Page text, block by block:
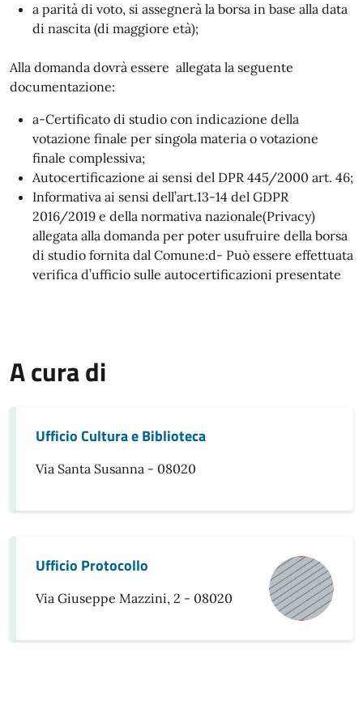
a parità di voto, si assegnerà la borsa in base alla data
di nascita (di maggiore età);
Alla domanda dovrà essere allegata la seguente
documentazione:
a-Certificato di studio con indicazione della
votazione finale per singola materia o votazione
finale complessiva;
Autocertificazione ai sensi del DPR 445/2000 art. 46;
Informativa ai sensi dell’art.13-14 del GDPR
2016/2019 e della normativa nazionale(Privacy)
allegata alla domanda per poter usufruire della borsa
di studio fornita dal Comune:d- Può essere effettuata
verifica d’ufficio sulle autocertificazioni presentate
A cura di
Ufficio Cultura e Biblioteca
Via Santa Susanna - 08020
Ufficio Protocollo
Via Giuseppe Mazzini, 2 - 08020